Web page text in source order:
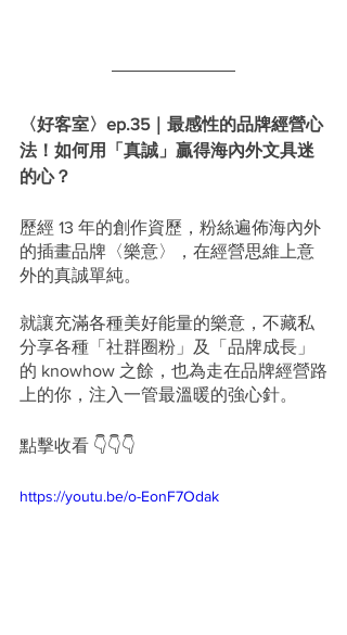
〈好客室〉ep.35｜最感性的品牌經營心
法！如何用「真誠」贏得海內外文具迷
的心？
歷經 13 年的創作資歷，粉絲遍佈海內外
的插畫品牌〈樂意〉，在經營思維上意
外的真誠單純。
就讓充滿各種美好能量的樂意，不藏私
分享各種「社群圈粉」及「品牌成長」
的 knowhow 之餘，也為走在品牌經營路
上的你，注入一管最溫暖的強心針。
點擊收看 👇👇👇
https://youtu.be/o-EonF7Odak